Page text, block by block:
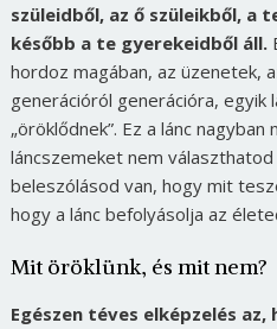
szüleidből, az ő szüleikből, a
később a te gyerekeidből áll.
hordoz magában, az üzenetek,
generációról generációra, egyik
„öröklődnek”. Ez a lánc
láncszemeket nem
beleszólásod van, hogy mit
hogy a lánc befolyásolja az
Mit öröklünk, és mit nem?
Egészen téves elképzelés az,